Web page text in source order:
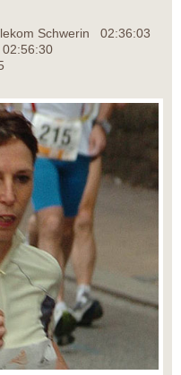
Schwerin 02:36:03